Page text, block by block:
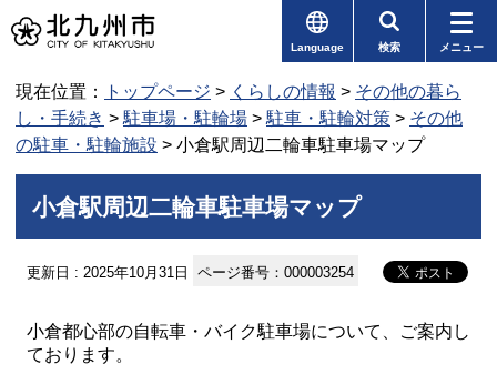
Language 検索 メニュー
現在位置： トップページ > くらしの情報 > その他の暮ら
し・手続き > 駐車場・駐輪場 > 駐車・駐輪対策 > その他
の駐車・駐輪施設 > 小倉駅周辺二輪車駐車場マップ
小倉駅周辺二輪車駐車場マップ
更新日 : 2025年10月31日 ページ番号：000003254
小倉都心部の自転車・バイク駐車場について、ご案内し
ております。